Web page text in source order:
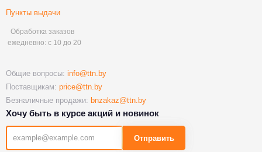
Пункты выдачи
Обработка заказов
ежедневно: с 10 до 20
Общие вопросы: info@ttn.by
Поставщикам: price@ttn.by
Безналичные продажи: bnzakaz@ttn.by
Хочу быть в курсе акций и новинок
Отправить